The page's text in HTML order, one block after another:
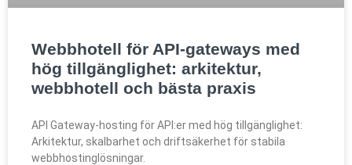
Webbhotell för API-gateways med
hög tillgänglighet: arkitektur,
webbhotell och bästa praxis
API Gateway-hosting för API:er med hög tillgänglighet:
Arkitektur, skalbarhet och driftsäkerhet för stabila
webbhostinglösningar.